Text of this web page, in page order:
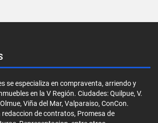
se especializa en compraventa, arriendo y
en la V Región. Ciudades: Quilpue, V.
Viña del Mar, Valparaiso, ConCon.
redaccion de contratos, Promesa de